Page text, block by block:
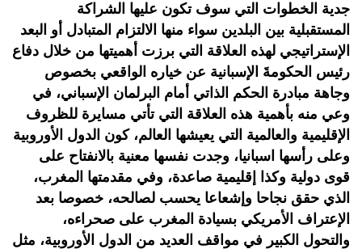
جدية الخطوات التي سوف تكون عليها الشراكة
المستقبلية بين البلدين سواء منها الالتزام المتبادل أو البعد
الإستراتيجي لهذه العلاقة التي برزت أهميتها من خلال دفاع
رئيس الحكومةَ الإسبانية عن خياره الواقعي بخصوص
وجاهة مبادرة الحكم الذاتي أمام البرلمان الإسباني، في
وعي منه بأهمية هذه العلاقة التي تأتي مسايرة للظروف
الإقليمية والعالمية التي يعيشها العالم، كون الدول الأوروبية
وعلى رأسها اسبانيا، وجدت نفسها معنية بالانفتاح على
قوى دولية وكذا إقليمية صاعدة، وفي مقدمتها المغرب،
الذي حقق نجاحا وإشعاعا يحسب لصالحه، خصوصا بعد
الإعتراف الأمريكي بسيادة المغرب على صحراءه،
والتحول الكبير في مواقف العديد من الدول الأوروبية، مثل